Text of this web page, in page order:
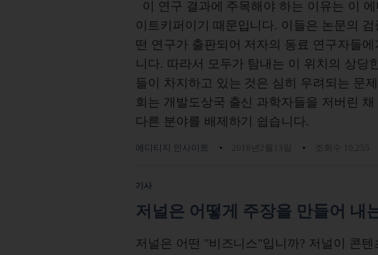
이 연구 결과에 주목해야 하는 이유는 이
이트키퍼이기 때문입니다. 이들은 논문의
떤 연구가 출판되어 저자의 동료 연구자들에
니다. 따라서 모두가 탐내는 이 위치의 상당
들이 차지하고 있는 것은 심히 우려되는 문
회는 개발도상국 출신 과학자들을 저버린
다른 분야를 배제하기 쉽습니다.
에디티지 인사이트 2018년2월13일 조회수 10,255
기사
저널은 어떻게 주장을 만들어 내
저널은 어떤 "비즈니스"입니까? 저널이 콘